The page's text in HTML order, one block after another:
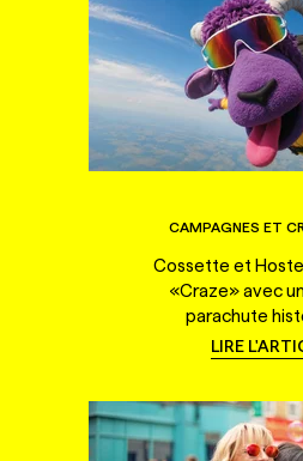
CAMPAGNES ET
Cossette et
«Craze» avec
parachute
LIRE